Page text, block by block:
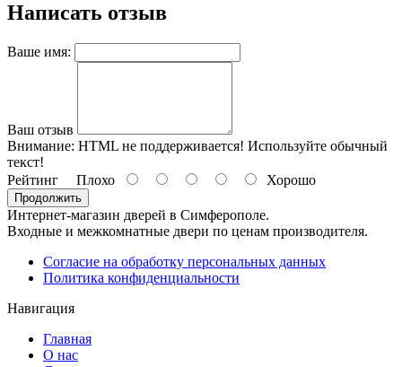
Написать отзыв
Ваше имя:
Ваш отзыв
Внимание: HTML не поддерживается! Используйте обычный
текст!
Рейтинг Плохо Хорошо
Продолжить
Интернет-магазин дверей в Симферополе.
Входные и межкомнатные двери по ценам производителя.
Согласие на обработку персональных данных
Политика конфиденциальности
Навигация
Главная
О нас